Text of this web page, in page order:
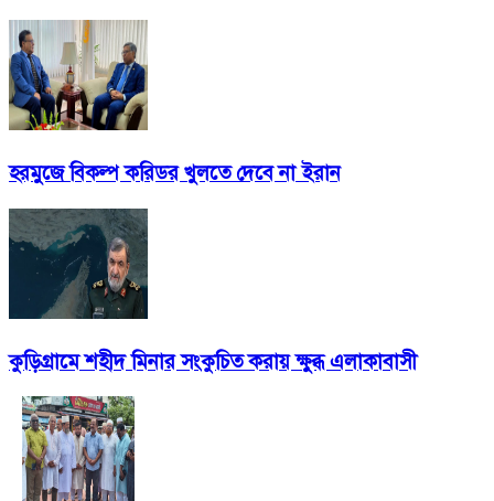
হরমুজে বিকল্প করিডর খুলতে দেবে না ইরান
কুড়িগ্রামে শহীদ মিনার সংকুচিত করায় ক্ষুব্ধ এলাকাবাসী